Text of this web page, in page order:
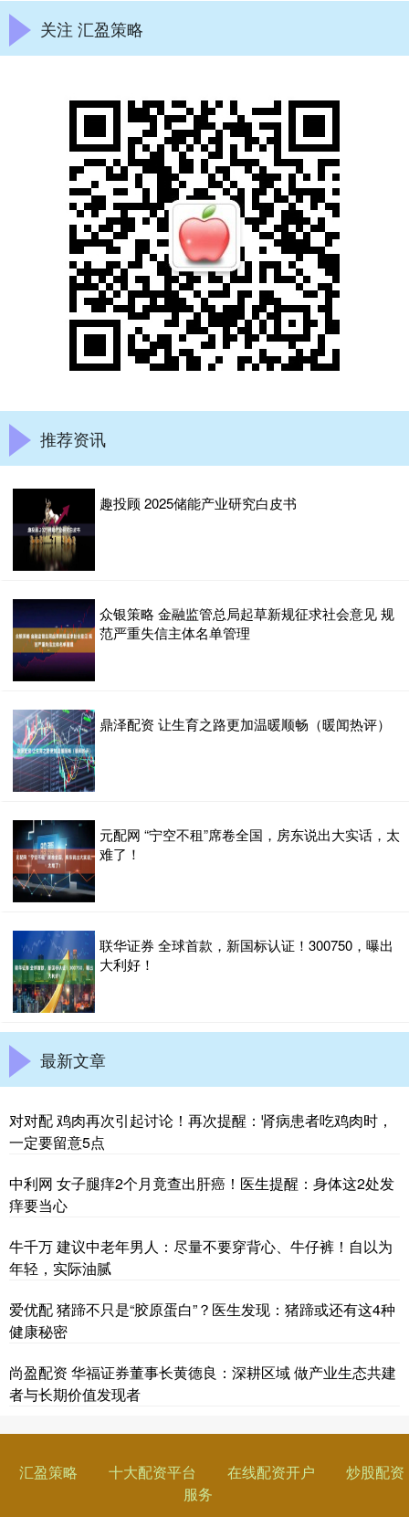
关注 汇盈策略
推荐资讯
趣投顾 2025储能产业研究白皮书
众银策略 金融监管总局起草新规征求社会意见 规
范严重失信主体名单管理
鼎泽配资 让生育之路更加温暖顺畅（暖闻热评）
元配网 “宁空不租”席卷全国，房东说出大实话，太
难了！
联华证券 全球首款，新国标认证！300750，曝出
大利好！
最新文章
对对配 鸡肉再次引起讨论！再次提醒：肾病患者吃鸡肉时，
一定要留意5点
中利网 女子腿痒2个月竟查出肝癌！医生提醒：身体这2处发
痒要当心
牛千万 建议中老年男人：尽量不要穿背心、牛仔裤！自以为
年轻，实际油腻
爱优配 猪蹄不只是“胶原蛋白”？医生发现：猪蹄或还有这4种
健康秘密
尚盈配资 华福证券董事长黄德良：深耕区域 做产业生态共建
者与长期价值发现者
汇盈策略 十大配资平台 在线配资开户
炒股配资
服务